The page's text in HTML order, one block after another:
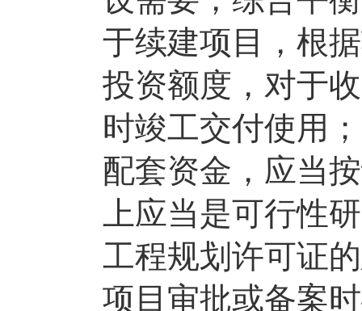
于续建项目，根
投资额度，对于
时竣工交付使用
配套资金，应当
上应当是可行性
工程规划许可证
项目审批或备案